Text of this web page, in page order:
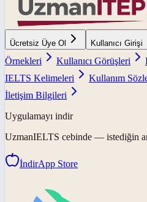
Ücretsiz Üye Ol Kullanıcı Girişi
Örnekleri
Kullanıcı Görüşleri
IELTS Kelimeleri
Kullanım
İletişim Bilgileri
Uygulamayı indir
UzmanIELTS cebinde — istediğin
İndirApp Store